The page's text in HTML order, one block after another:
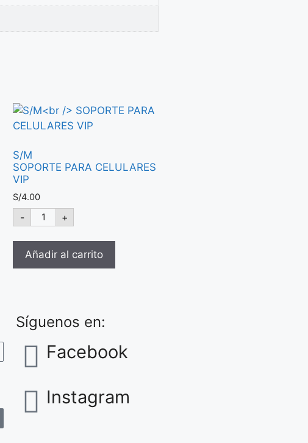
S/M
SOPORTE PARA CELULARES
VIP
S/4.00
- +
Añadir al carrito
Síguenos en:
Facebook
Instagram